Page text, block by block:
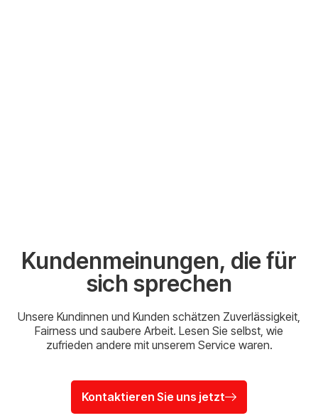
Kundenmeinungen, die für
sich sprechen
Unsere Kundinnen und Kunden schätzen Zuverlässigkeit,
Fairness und saubere Arbeit. Lesen Sie selbst, wie
zufrieden andere mit unserem Service waren.
Kontaktieren Sie uns jetzt